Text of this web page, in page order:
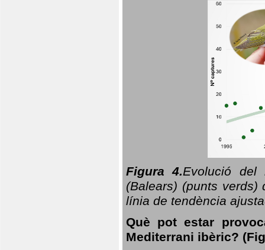
Figura 4.Evolució del
(Balears) (punts
línia de tendència
Què pot estar
Mediterrani ibèric?